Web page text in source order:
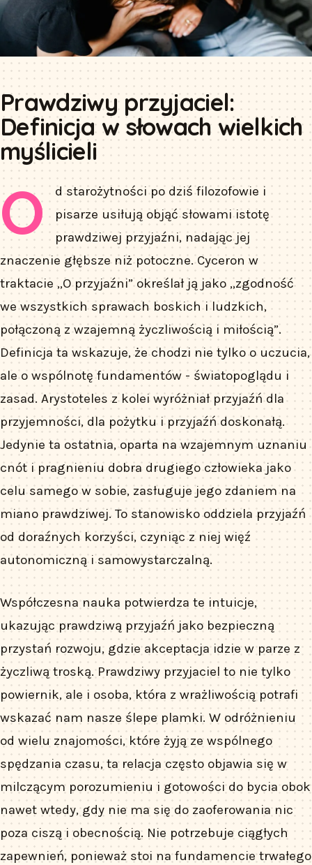
Prawdziwy przyjaciel:
Definicja w słowach wielkich
myślicieli
O
d starożytności po dziś filozofowie i
pisarze usiłują objąć słowami istotę
prawdziwej przyjaźni, nadając jej
znaczenie głębsze niż potoczne. Cyceron w
traktacie „O przyjaźni” określał ją jako „zgodność
we wszystkich sprawach boskich i ludzkich,
połączoną z wzajemną życzliwością i miłością”.
Definicja ta wskazuje, że chodzi nie tylko o uczucia,
ale o wspólnotę fundamentów - światopoglądu i
zasad. Arystoteles z kolei wyróżniał przyjaźń dla
przyjemności, dla pożytku i przyjaźń doskonałą.
Jedynie ta ostatnia, oparta na wzajemnym uznaniu
cnót i pragnieniu dobra drugiego człowieka jako
celu samego w sobie, zasługuje jego zdaniem na
miano prawdziwej. To stanowisko oddziela przyjaźń
od doraźnych korzyści, czyniąc z niej więź
autonomiczną i samowystarczalną.
Współczesna nauka potwierdza te intuicje,
ukazując prawdziwą przyjaźń jako bezpieczną
przystań rozwoju, gdzie akceptacja idzie w parze z
życzliwą troską. Prawdziwy przyjaciel to nie tylko
powiernik, ale i osoba, która z wrażliwością potrafi
wskazać nam nasze ślepe plamki. W odróżnieniu
od wielu znajomości, które żyją ze wspólnego
spędzania czasu, ta relacja często objawia się w
milczącym porozumieniu i gotowości do bycia obok
nawet wtedy, gdy nie ma się do zaoferowania nic
poza ciszą i obecnością. Nie potrzebuje ciągłych
zapewnień, ponieważ stoi na fundamencie trwałego